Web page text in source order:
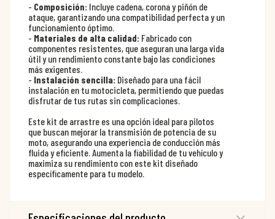
- Composición: Incluye cadena, corona y piñón de
ataque, garantizando una compatibilidad perfecta y un
funcionamiento óptimo.
- Materiales de alta calidad: Fabricado con
componentes resistentes, que aseguran una larga vida
útil y un rendimiento constante bajo las condiciones
más exigentes.
- Instalación sencilla: Diseñado para una fácil
instalación en tu motocicleta, permitiendo que puedas
disfrutar de tus rutas sin complicaciones.
Este kit de arrastre es una opción ideal para pilotos
que buscan mejorar la transmisión de potencia de su
moto, asegurando una experiencia de conducción más
fluida y eficiente. Aumenta la fiabilidad de tu vehículo y
maximiza su rendimiento con este kit diseñado
específicamente para tu modelo.